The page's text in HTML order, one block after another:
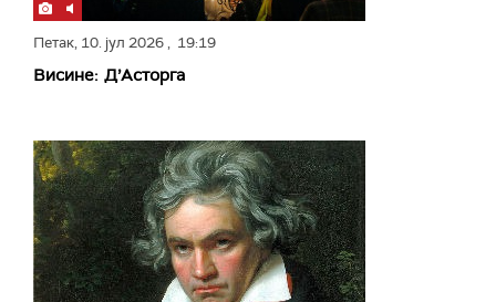
Петак, 10. јул 2026, 19:19
Висине: Д’Асторга